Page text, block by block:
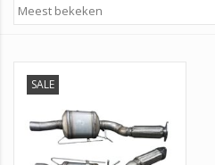
SALE